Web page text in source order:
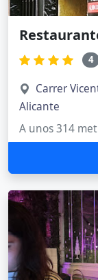
4
Carrer
Alicante
A unos 314